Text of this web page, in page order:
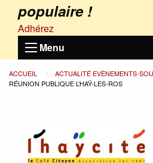
populaire !
Adhérez
Menu
ACCUEIL ACTUALITÉ EVÈNEMENTS-
RÉUNION PUBLIQUE L’HAŸ-LES-ROS